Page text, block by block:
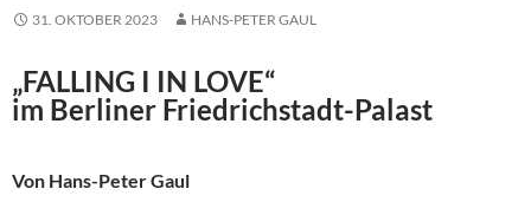
31. OKTOBER 2023 HANS-PETER GAUL
„FALLING I IN LOVE“
im Berliner Friedrichstadt-Palast
Von Hans-Peter Gaul